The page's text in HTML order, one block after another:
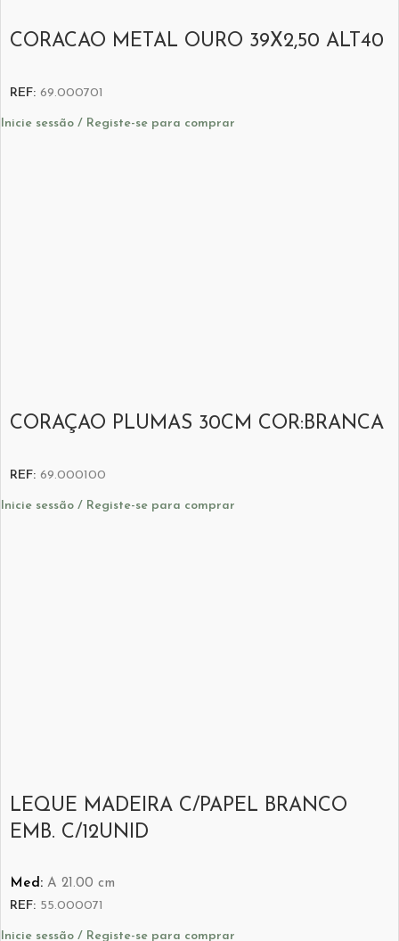
CORACAO METAL OURO 39X2,50 ALT40
REF: 69.000701
Inicie sessão / Registe-se para comprar
CORAÇAO PLUMAS 30CM COR:BRANCA
REF: 69.000100
Inicie sessão / Registe-se para comprar
LEQUE MADEIRA C/PAPEL BRANCO
EMB. C/12UNID
Med: A 21.00 cm
REF: 55.000071
Inicie sessão / Registe-se para comprar